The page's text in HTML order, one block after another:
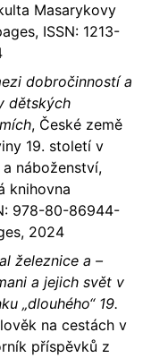
Masarykovy
ISSN: 1213-
dobročinností a
dětských
, České země
19. století v
náboženství,
knihovna
978-80-86944-
2024
železnice a –
a jejich svět v
„dlouhého“ 19.
na cestách v
příspěvků z